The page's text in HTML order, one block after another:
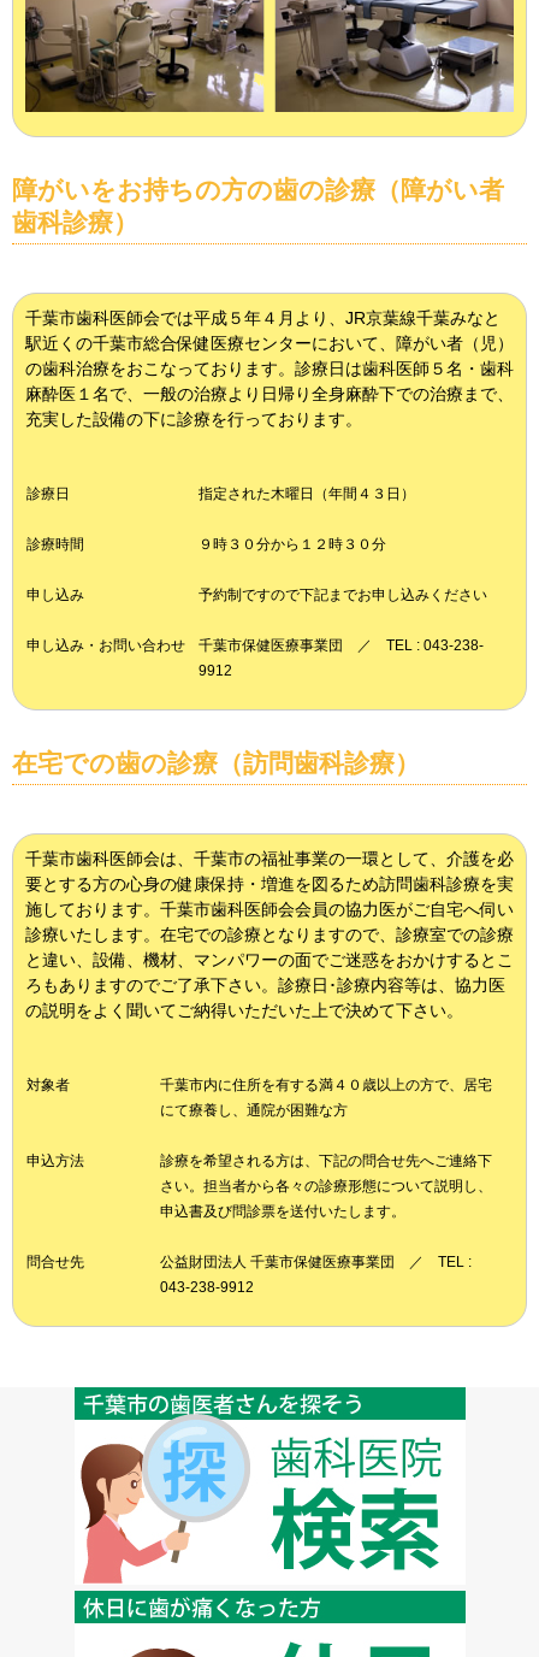
障がいをお持ちの方の歯の診療（障がい者
歯科診療）
千葉市歯科医師会では平成５年４月より、JR京葉線千葉みなと
駅近くの千葉市総合保健医療センターにおいて、障がい者（児）
の歯科治療をおこなっております。診療日は歯科医師５名・歯科
麻酔医１名で、一般の治療より日帰り全身麻酔下での治療まで、
充実した設備の下に診療を行っております。
診療日 指定された木曜日（年間４３日）
診療時間 ９時３０分から１２時３０分
申し込み 予約制ですので下記までお申し込みください
申し込み・お問い合わせ
千葉市保健医療事業団 ／ TEL : 043-238-
9912
在宅での歯の診療（訪問歯科診療）
千葉市歯科医師会は、千葉市の福祉事業の一環として、介護を必
要とする方の心身の健康保持・増進を図るため訪問歯科診療を実
施しております。千葉市歯科医師会会員の協力医がご自宅へ伺い
診療いたします。在宅での診療となりますので、診療室での診療
と違い、設備、機材、マンパワーの面でご迷惑をおかけするとこ
ろもありますのでご了承下さい。診療日･診療内容等は、協力医
の説明をよく聞いてご納得いただいた上で決めて下さい。
対象者
千葉市内に住所を有する満４０歳以上の方で、居宅
にて療養し、通院が困難な方
申込方法
診療を希望される方は、下記の問合せ先へご連絡下
さい。担当者から各々の診療形態について説明し、
申込書及び問診票を送付いたします。
問合せ先
公益財団法人 千葉市保健医療事業団 ／ TEL :
043-238-9912